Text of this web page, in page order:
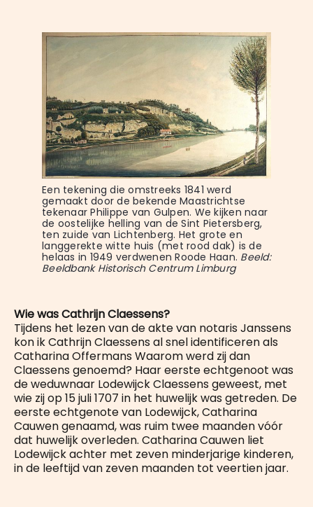
Een tekening die omstreeks 1841 werd
gemaakt door de bekende Maastrichtse
tekenaar Philippe van Gulpen. We kijken naar
de oostelijke helling van de Sint Pietersberg,
ten zuide van Lichtenberg. Het grote en
langgerekte witte huis (met rood dak) is de
helaas in 1949 verdwenen Roode Haan. Beeld:
Beeldbank Historisch Centrum Limburg
Wie was Cathrijn Claessens?
Tijdens het lezen van de akte van notaris Janssens
kon ik Cathrijn Claessensal snel identificeren als
Catharina Offermans Waarom werd zij dan
Claessens genoemd? Haar eerste echtgenoot was
de weduwnaar Lodewijck Claessens geweest, met
wie zij op 15 juli 1707 in het huwelijk was getreden. De
eerste echtgenote van Lodewijck, Catharina
Cauwen genaamd, was ruim twee maanden vóór
dat huwelijk overleden. Catharina Cauwen liet
Lodewijck achter met zeven minderjarige kinderen,
in de leeftijd van zeven maanden tot veertien jaar.